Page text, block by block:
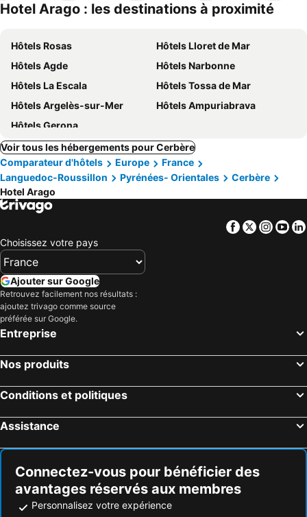
Hotel Arago : les destinations à proximité
Hôtels Rosas
Hôtels Lloret de Mar
Hôtels Agde
Hôtels Narbonne
Hôtels La Escala
Hôtels Tossa de Mar
Hôtels Argelès-sur-Mer
Hôtels Ampuriabrava
Hôtels Gerona
Voir tous les hébergements pour Cerbère
Comparateur d'hôtels
Europe
France
Languedoc-Roussillon
Pyrénées- Orientales
Cerbère
Hotel Arago
Facebook
Twitter
Choisissez votre pays
Ajouter sur Google
Retrouvez facilement nos résultats :
ajoutez trivago comme source
préférée sur Google.
Entreprise
Nos produits
Conditions et politiques
Assistance
Connectez-vous pour bénéficier des
avantages réservés aux membres
Personnalisez votre expérience